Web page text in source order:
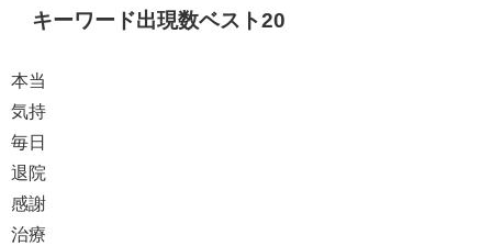
キーワード出現数ベスト20
本当
気持
毎日
退院
感謝
治療